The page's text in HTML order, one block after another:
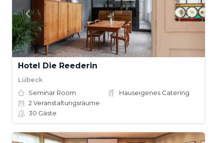
Hotel Die Reederin
Lübeck
Seminar Room
Hauseigenes Catering
2 Veranstaltungsräume
30 Gäste